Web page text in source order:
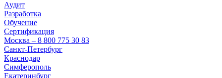
Аудит
Разработка
Обучение
Сертификация
Москва – 8 800 775 30 83
Санкт-Петербург
Краснодар
Симферополь
Екатеринбург